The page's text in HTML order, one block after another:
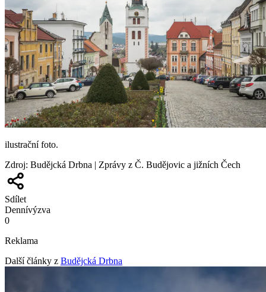
ilustrační foto.
Zdroj: Budějcká Drbna | Zprávy z Č. Budějovic a jižních Čech
Sdílet
Dennívýzva
0
Reklama
Další články z Budějcká Drbna